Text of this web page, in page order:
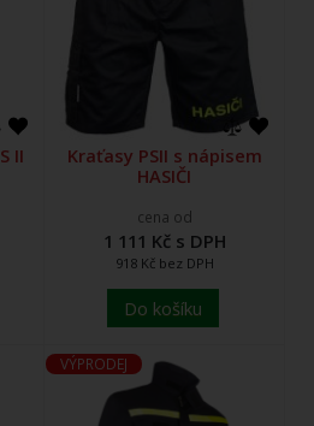
II
Kraťasy PSII s nápisem
HASIČI
cena od
1 111 Kč s DPH
918 Kč bez DPH
Do košíku
VÝPRODEJ